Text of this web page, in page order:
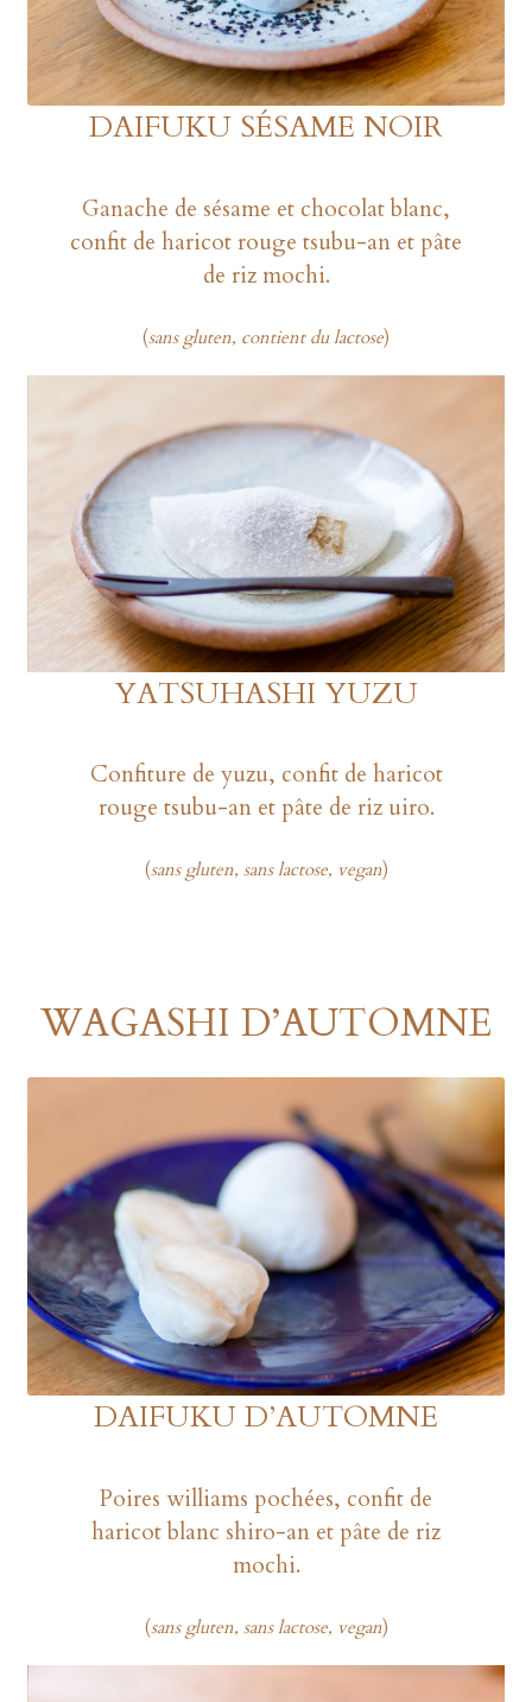
DAIFUKU SÉSAME NOIR
Ganache de sésame et chocolat blanc,
confit de haricot rouge tsubu-an et pâte
de riz mochi.
(sans gluten, contient du lactose)
YATSUHASHI YUZU
Confiture de yuzu, confit de haricot
rouge tsubu-an et pâte de riz uiro.
(sans gluten, sans lactose, vegan)
WAGASHI D’AUTOMNE
DAIFUKU D’AUTOMNE
Poires williams pochées, confit de
haricot blanc shiro-an et pâte de riz
mochi.
(sans gluten, sans lactose, vegan)